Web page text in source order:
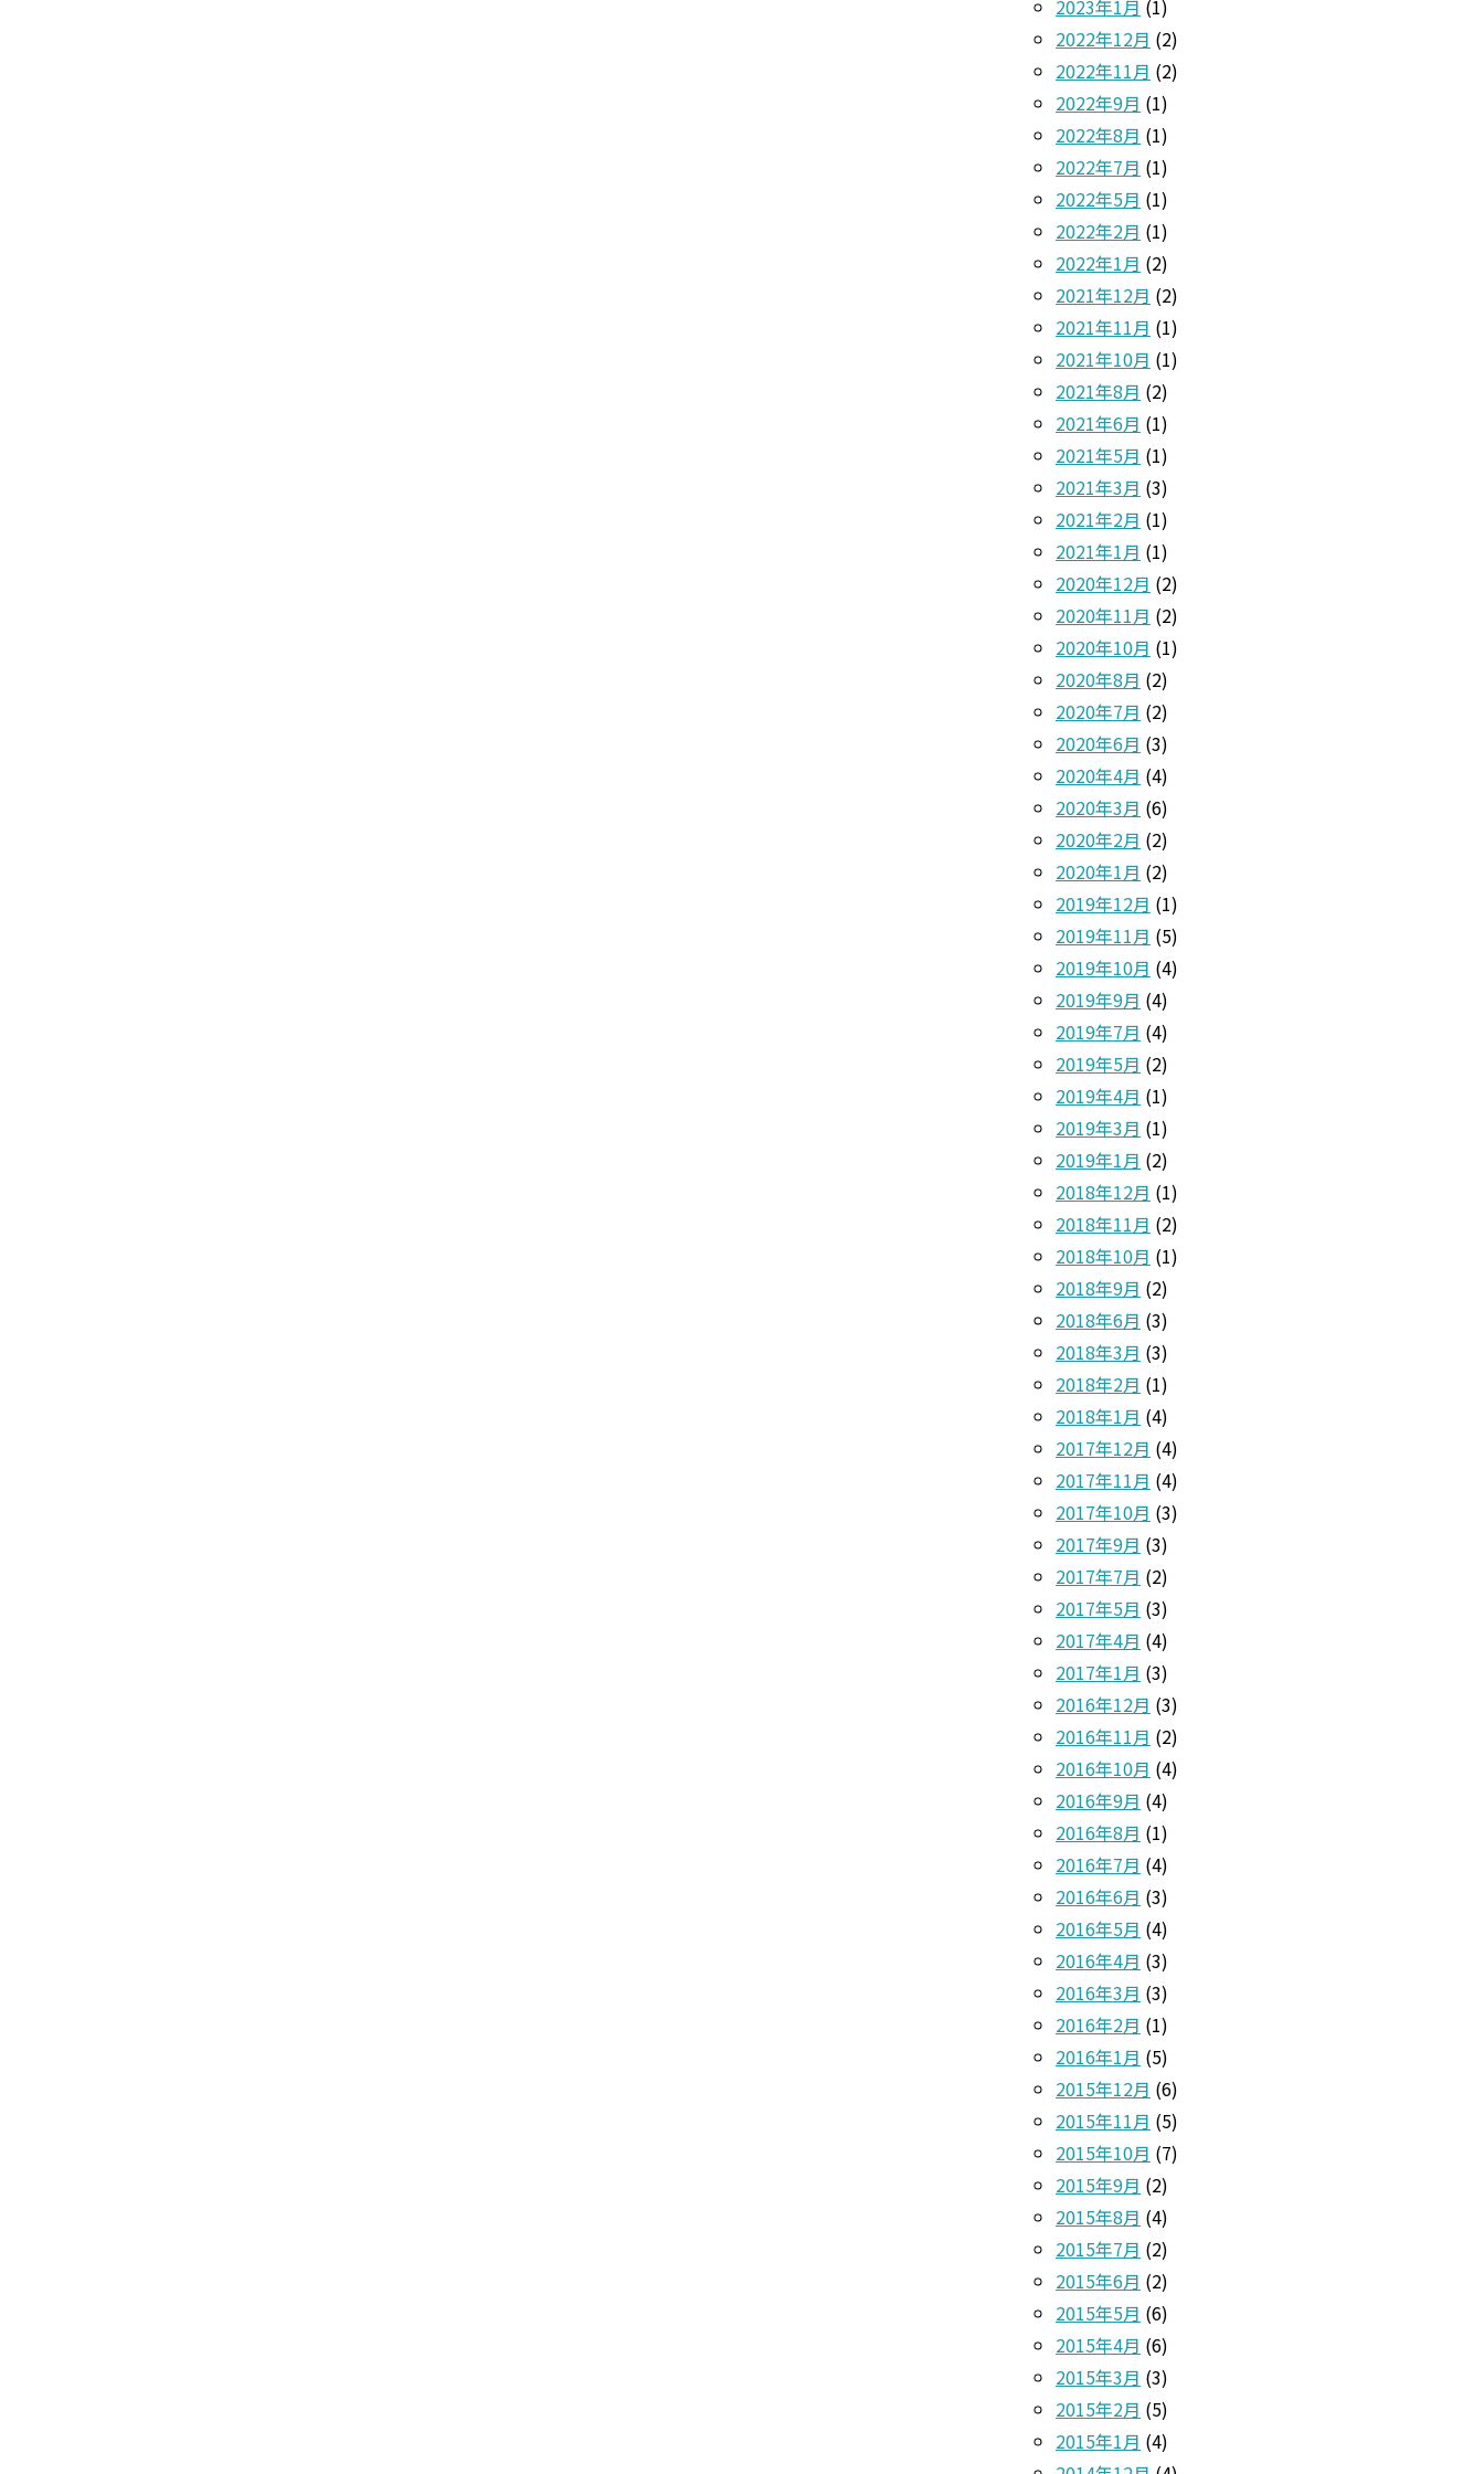
2023年1月 (1)
2022年12月 (2)
2022年11月 (2)
2022年9月 (1)
2022年8月 (1)
2022年7月 (1)
2022年5月 (1)
2022年2月 (1)
2022年1月 (2)
2021年12月 (2)
2021年11月 (1)
2021年10月 (1)
2021年8月 (2)
2021年6月 (1)
2021年5月 (1)
2021年3月 (3)
2021年2月 (1)
2021年1月 (1)
2020年12月 (2)
2020年11月 (2)
2020年10月 (1)
2020年8月 (2)
2020年7月 (2)
2020年6月 (3)
2020年4月 (4)
2020年3月 (6)
2020年2月 (2)
2020年1月 (2)
2019年12月 (1)
2019年11月 (5)
2019年10月 (4)
2019年9月 (4)
2019年7月 (4)
2019年5月 (2)
2019年4月 (1)
2019年3月 (1)
2019年1月 (2)
2018年12月 (1)
2018年11月 (2)
2018年10月 (1)
2018年9月 (2)
2018年6月 (3)
2018年3月 (3)
2018年2月 (1)
2018年1月 (4)
2017年12月 (4)
2017年11月 (4)
2017年10月 (3)
2017年9月 (3)
2017年7月 (2)
2017年5月 (3)
2017年4月 (4)
2017年1月 (3)
2016年12月 (3)
2016年11月 (2)
2016年10月 (4)
2016年9月 (4)
2016年8月 (1)
2016年7月 (4)
2016年6月 (3)
2016年5月 (4)
2016年4月 (3)
2016年3月 (3)
2016年2月 (1)
2016年1月 (5)
2015年12月 (6)
2015年11月 (5)
2015年10月 (7)
2015年9月 (2)
2015年8月 (4)
2015年7月 (2)
2015年6月 (2)
2015年5月 (6)
2015年4月 (6)
2015年3月 (3)
2015年2月 (5)
2015年1月 (4)